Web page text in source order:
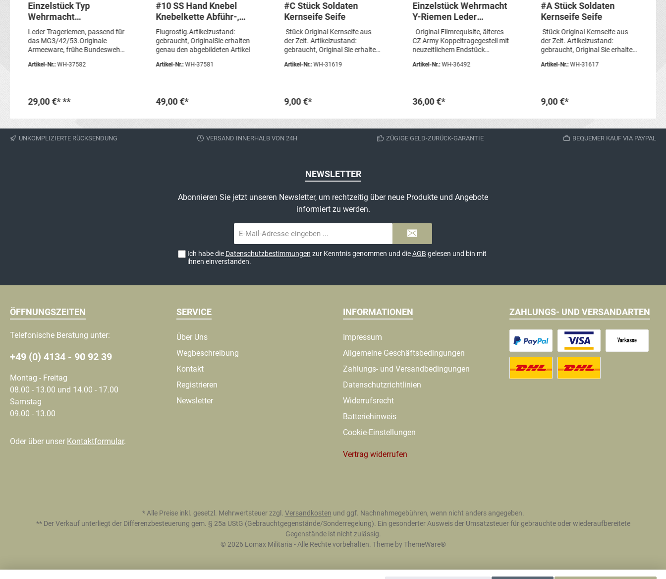
Einzelstück Typ
Wehrmacht
Trageriemen Leder für
Maschinengewehr
MG42 Lederriemen MG
DEFEKT
Leder Trageriemen, passend für
das MG3/42/53.Originale
Armeeware, frühe Bundeswehr,
schöne Alterspatina,DEFEKT/
Reparatur......Artikelzustand:
Nachkrieg (Bundeswehr) Sie
erhalten genau den
abgebildeten Artikel
Artikel-Nr.:WH-37582
29,00 €***
#10 SS Hand Knebel
Knebelkette Abführ-,
Vorführ- oder
Knebelkette ANTIK
Flugrostig.Artikelzustand:
gebraucht, OriginalSie erhalten
genau den abgebildeten Artikel
Artikel-Nr.:WH-37581
49,00 €*
#C Stück Soldaten
Kernseife Seife
Stück Original Kernseife aus
der Zeit. Artikelzustand:
gebraucht, Original Sie erhalten
Seife.
Artikel-Nr.:WH-31619
9,00 €*
Einzelstück Wehrmacht
Y-Riemen Leder
Koppeltragegestell
Filmrequisite
Original Filmrequisite, älteres
CZ Army Koppeltragegestell mit
neuzeitlichem Endstück
sehr schöne Patina, fast wie
Armeeware. Sie erhalten genau
Artikel-Nr.:WH-36492
36,00 €*
#A Stück Soldaten
Kernseife Seife
Stück Original Kernseife aus
der Zeit. Artikelzustand:
gebraucht, Original Sie erhalten
Seife.
Artikel-Nr.:WH-31617
9,00 €*
In den Warenkorb
UNKOMPLIZIERTE RÜCKSENDUNG VERSAND INNERHALB VON 24H ZÜGIGE GELD-ZURÜCK-GARANTIE BEQUEMER KAUF VIA PAYPAL
NEWSLETTER
Abonnieren Sie jetzt unseren Newsletter, um rechtzeitig über neue Produkte und Angebote
informiert zu werden.
Mail-
Adresse*
Ich habe die Datenschutzbestimmungen zur Kenntnis genommen und dieAGB gelesen und bin mit
ihnen einverstanden.
ÖFFNUNGSZEITEN
Telefonische Beratung unter:
+49 (0) 4134 - 90 92 39
Montag - Freitag
08.00 - 13.00 und 14.00 - 17.00
Samstag
09.00 - 13.00
Oder über unser Kontaktformular.
SERVICE
Über Uns
Wegbeschreibung
Kontakt
Registrieren
Newsletter
INFORMATIONEN
Impressum
Allgemeine Geschäftsbedingungen
Zahlungs- und Versandbedingungen
Datenschutzrichtlinien
Widerrufsrecht
Batteriehinweis
Cookie-Einstellungen
Vertrag widerrufen
ZAHLUNGS- UND VERSANDARTEN
* Alle Preise inkl. gesetzl. Mehrwertsteuer zzgl. Versandkosten und ggf. Nachnahmegebühren, wenn nicht anders angegeben.
** Der Verkauf unterliegt der Differenzbesteuerung gem. § 25a UStG (Gebrauchtgegenstände/Sonderregelung). Ein gesonderter Ausweis der Umsatzsteuer für gebrauchte oder wiederaufbereitete
Gegenstände ist nicht zulässig.
© 2026 Lomax Militaria - Alle Rechte vorbehalten. Theme by ThemeWare®